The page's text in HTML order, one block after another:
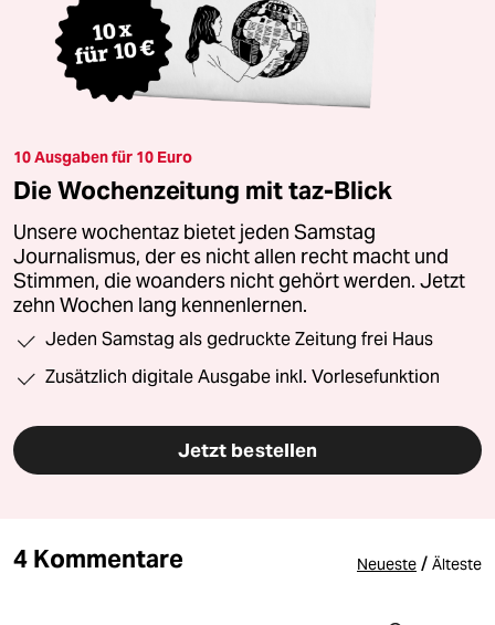
10 Ausgaben für 10 Euro
Die Wochenzeitung mit taz-Blick
Unsere wochentaz bietet jeden Samstag
Journalismus, der es nicht allen recht macht und
Stimmen, die woanders nicht gehört werden. Jetzt
zehn Wochen lang kennenlernen.
Jeden Samstag als gedruckte Zeitung frei Haus
Zusätzlich digitale Ausgabe inkl. Vorlesefunktion
Jetzt bestellen
4 Kommentare Neueste / Älteste